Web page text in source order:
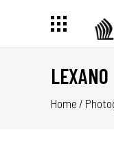
LEXANO
Home /